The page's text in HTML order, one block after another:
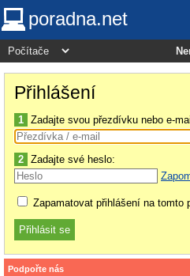
poradna.net
Přihlášení
1 Zadajte svou přezdívku nebo e-
2 Zadajte své heslo:
Zapamatovat přihlášení na tomto
Podpořte nás